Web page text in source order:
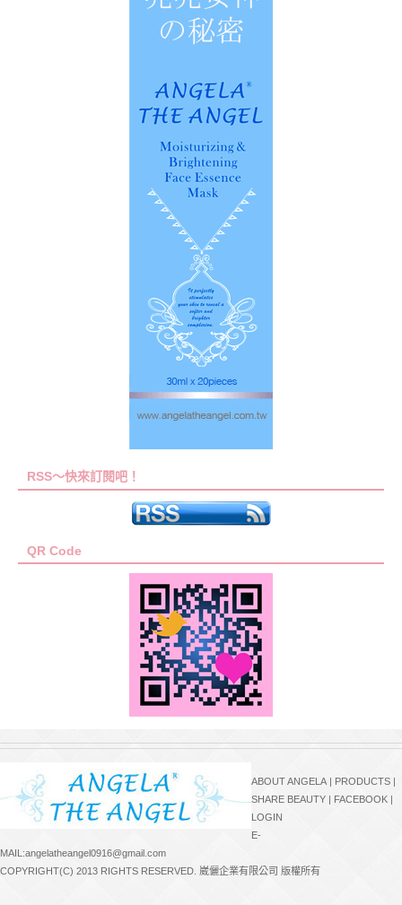
RSS～快來訂閱吧！
QR Code
ABOUT ANGELA | PRODUCTS |
SHARE BEAUTY | FACEBOOK |
LOGIN
E-
MAIL:angelatheangel0916@gmail.com
COPYRIGHT(C) 2013 RIGHTS RESERVED. 崴儷企業有限公司 版權所有